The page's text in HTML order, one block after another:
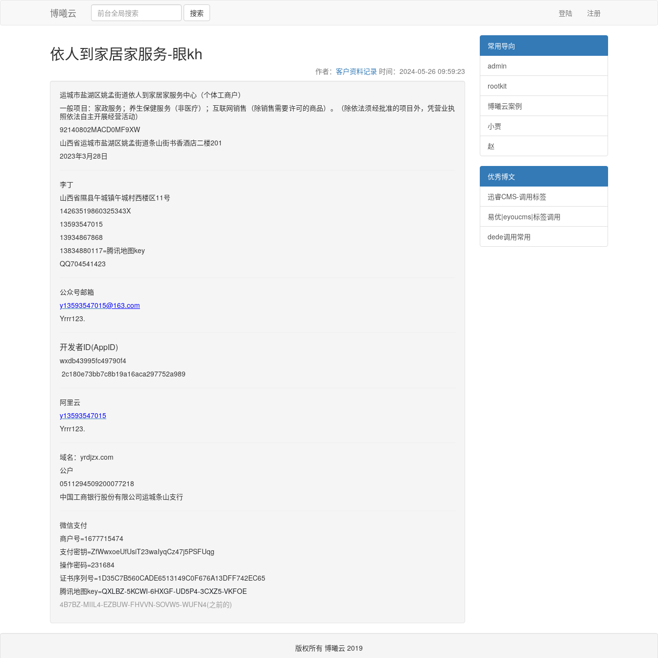
博曦云 搜索 登陆 注册
依人到家居家服务-眼kh
作者： 客户资料记录时间：2024-05-26 09:59:23
运城市盐湖区姚孟街道依人到家居家服务中心 （个体工商户）
一般项目：家政服务；养生保健服务（非医疗）；互联网销售（除销售需要许可的商品）。（除依法须经批准的项目外，凭营业执
照依法自主开展经营活动）
92140802MACD0MF9XW
山西省运城市盐湖区姚孟街道条山街书香酒店二楼201
2023年3月28日
李丁
山西省隰县午城镇午城村西楼区11 号
14263519860325343X
13593547015
13934867868
13834880117=腾讯地图key
QQ704541423
公众号邮箱
y13593547015@163.com
Yrrr123.
开发者ID(AppID)
wxdb43995fc49790f4
2c180e73bb7c8b19a16aca297752a989
阿里云
y13593547015
Yrrr123.
域名： yrdjzx.com
公户
0511294509200077218
中国工商银行股份有限公司运城条山支行
微信支付
商户号=1677715474
支付密钥=ZfWwxoeUfUsiT23waIyqCz47j5PSFUqg
操作密码=231684
证书序列号=1D35C7B560CADE6513149C0F676A13DFF742EC65
腾讯地图key=QXLBZ-5KCWI-6HXGF-UD5P4-3CXZ5-VKFOE
4B7BZ-MIIL4-EZBUW-FHVVN-SOVW5-WUFN4(之前的)
常用导向
admin
rootkit
博曦云案例
小贾
赵
优秀博文
迅睿CMS-调用标签
易优|eyoucms|标签调用
dede调用常用
版权所有 博曦云 2019